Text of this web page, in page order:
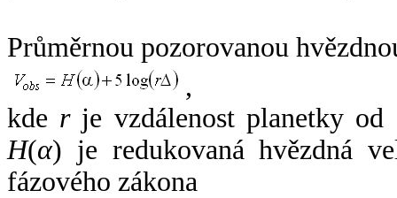
Průměrnou pozorovanou
,
kde rje vzdálenost planetky od
H(α) je redukovaná hvězdná
fázového zákona